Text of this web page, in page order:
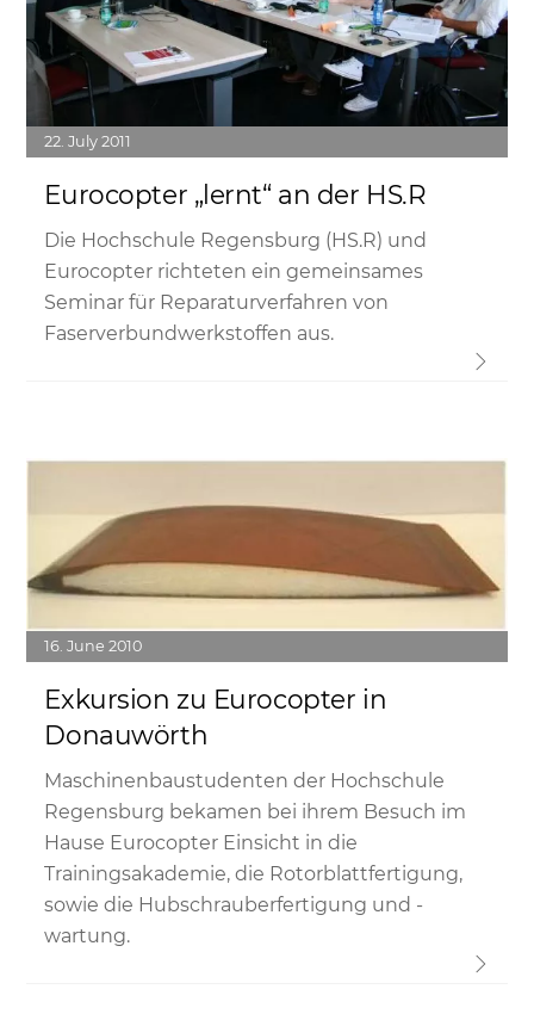
22 July 2011
Eurocopter „lernt“ an der HS.R
Die Hochschule Regensburg (HS.R) und
Eurocopter richteten ein gemeinsames
Seminar für Reparaturverfahren von
Faserverbundwerkstoffen aus.
16 June 2010
Exkursion zu Eurocopter in
Donauwörth
Maschinenbaustudenten der Hochschule
Regensburg bekamen bei ihrem Besuch im
Hause Eurocopter Einsicht in die
Trainingsakademie, die Rotorblattfertigung,
sowie die Hubschrauberfertigung und -
wartung.